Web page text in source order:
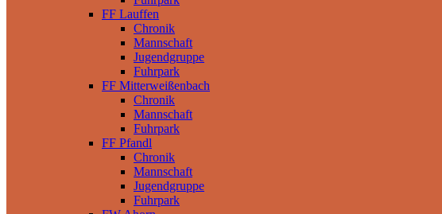
FF Lauffen
Chronik
Mannschaft
Jugendgruppe
Fuhrpark
FF Mitterweißenbach
Chronik
Mannschaft
Fuhrpark
FF Pfandl
Chronik
Mannschaft
Jugendgruppe
Fuhrpark